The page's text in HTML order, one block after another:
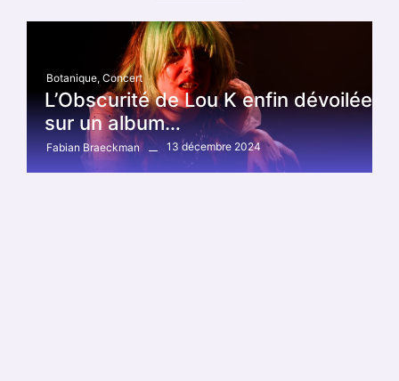
Botanique, Concert
L’Obscurité de Lou K enfin dévoilée
sur un album…
Fabian Braeckman 13 décembre 2024